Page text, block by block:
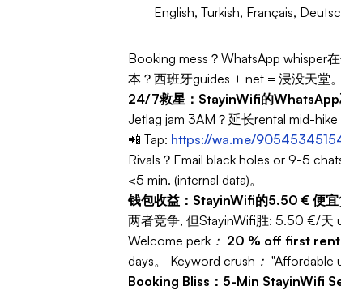
English, Turkish, Français,
Booking mess？WhatsApp whisper
本？西班牙guides + net = 浸没天堂。
24/7救星：StayinWifi的
Jetlag jam 3AM？延长rental mid-
📲 Tap: https://wa.me/
Rivals？Email black holes or 9-5
<5 min. (internal data)。
钱包收益：StayinWifi的5.50 € 便
两者竞争, 但StayinWifi胜: 5.50 €/天
Welcome perk： 20 % off first
days。 Keyword crush： "Affordable
Booking Bliss：5-Min StayinWifi